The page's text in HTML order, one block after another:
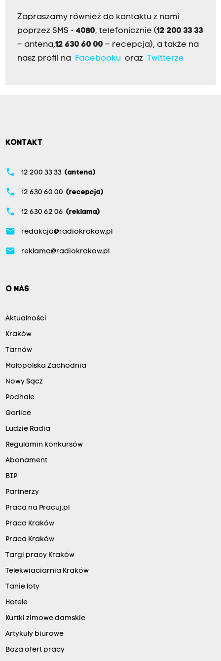
Zapraszamy również do kontaktu z nami
poprzez SMS - 4080, telefonicznie (12 200 33 33
– antena,12 630 60 00 – recepcja), a także na
nasz profil na
Facebookuoraz Twitterze
KONTAKT
phone 12 200 33 33 (antena)
phone 12 630 60 00 (recepcja)
phone 12 630 62 06 (reklama)
email redakcja@radiokrakow.pl
email reklama@radiokrakow.pl
O NAS
Aktualności
Kraków
Tarnów
Małopolska Zachodnia
Nowy Sącz
Podhale
Gorlice
Ludzie Radia
Regulamin konkursów
Abonament
BIP
Partnerzy
Praca na Pracuj.pl
Praca Kraków
Praca Kraków
Targi pracy Kraków
Telekwiaciarnia Kraków
Tanie loty
Hotele
Kurtki zimowe damskie
Artykuły biurowe
Baza ofert pracy